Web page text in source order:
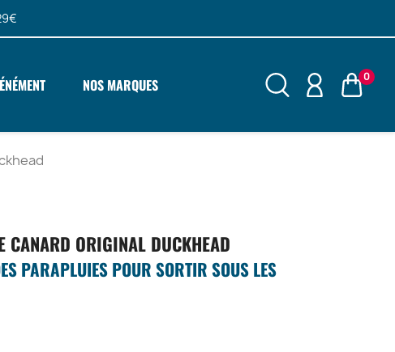
NOS MARQUES 0
CANARD ORIGINAL DUCKHEAD
PARAPLUIES POUR SORTIR SOUS LES